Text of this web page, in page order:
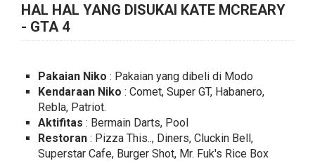
HAL HAL YANG DISUKAI KATE MCREARY
- GTA 4
Pakaian Niko : Pakaian yang dibeli di Modo
Kendaraan Niko : Comet, Super GT, Habanero,
Rebla, Patriot.
Aktifitas : Bermain Darts, Pool
Restoran : Pizza This.., Diners, Cluckin Bell,
Superstar Cafe, Burger Shot, Mr. Fuk's Rice Box